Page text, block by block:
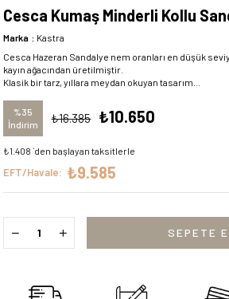
Cesca Kumaş Minderli Kollu
Marka : Kastra
Cesca Hazeran Sandalye nem oranları en düşük
kayın ağacından üretilmiştir.
Klasik bir tarz, yıllara meydan okuyan tasarım...
%35
İndirim
₺16.385 ₺10.650
₺1.408 `den başlayan taksitlerle
EFT/Havale: ₺9.585